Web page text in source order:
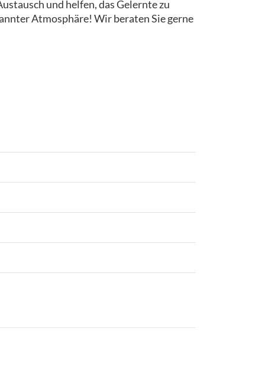
und helfen, das Gelernte zu
Atmosphäre! Wir beraten Sie gerne